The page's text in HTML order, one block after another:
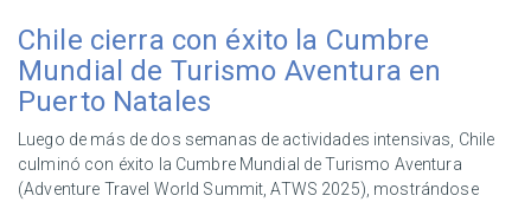
Chile cierra con éxito la Cumbre
Mundial de Turismo Aventura en
Puerto Natales
Luego de más de dos semanas de actividades intensivas, Chile
culminó con éxito la Cumbre Mundial de Turismo Aventura
(Adventure Travel World Summit, ATWS 2025), mostrándose